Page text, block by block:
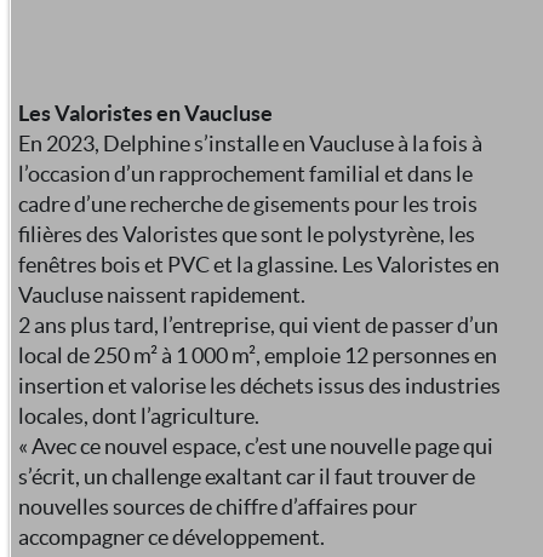
Les Valoristes en Vaucluse
En 2023, Delphine s’installe en Vaucluse à la fois à
l’occasion d’un rapprochement familial et dans le
cadre d’une recherche de gisements pour les trois
filières des Valoristes que sont le polystyrène, les
fenêtres bois et PVC et la glassine. Les Valoristes en
Vaucluse naissent rapidement.
2 ans plus tard, l’entreprise, qui vient de passer d’un
local de 250 m² à 1 000 m², emploie 12 personnes en
insertion et valorise les déchets issus des industries
locales, dont l’agriculture.
« Avec ce nouvel espace, c’est une nouvelle page qui
s’écrit, un challenge exaltant car il faut trouver de
nouvelles sources de chiffre d’affaires pour
accompagner ce développement.